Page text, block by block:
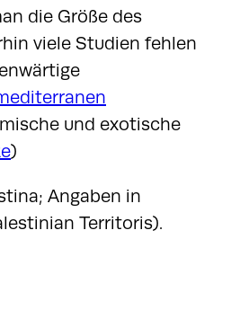
die Größe des
viele Studien fehlen
und exotische
)
Angaben in
Territoris).